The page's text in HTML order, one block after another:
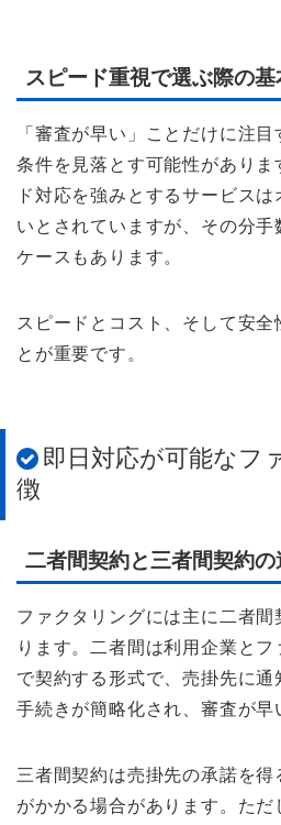
スピード重視で選ぶ際の基
「審査が早い」ことだけに注
条件を見落とす可能性がありま
ド対応を強みとするサービス
いとされていますが、その分手
ケースもあります。
スピードとコスト、そして安全
とが重要です。
即日対応が可能なフ
徴
二者間契約と三者間契約の
ファクタリングには主に二者間
ります。二者間は利用企業と
で契約する形式で、売掛先に通
手続きが簡略化され、審査が早
三者間契約は売掛先の承諾を得
がかかる場合があります。ただ